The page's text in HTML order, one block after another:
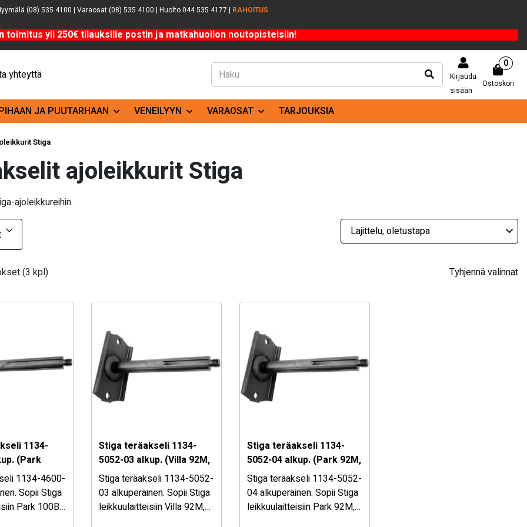
(08) 535 4100 | Varaosat (08) 535 4100 | Huolto 044 535 4177 | RAHOITUS
toimitus yli 250€ tilauksille postin ja matkahuollon noutopisteisiin!
yhteyttä
Kirjaudu
sisään
Ostoskori
0
JA PUUTARHAAN VENEILYYN VARAOSAT TARJOUKSIA
Stiga
ajoleikkurit Stiga
ajoleikkureihin.
(3 kpl) Tyhjennä valinnat
1134-
(Park
121M, Villa
1134-4600-
Sopii Stiga
Park 100B,
Stiga teräakseli 1134-
5052-03 alkup. (Villa 92M,
107M, Ready)
Stiga teräakseli 1134-5052-
03 alkuperäinen. Sopii Stiga
leikkuulaitteisiin Villa 92M,
Stiga teräakseli 1134-
5052-04 alkup. (Park 92M,
107M, Villa 92M, 107M,
Ready)
Stiga teräakseli 1134-5052-
04 alkuperäinen. Sopii Stiga
leikkuulaitteisiin Park 92M,